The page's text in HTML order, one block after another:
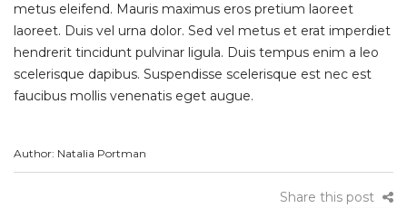
metus eleifend. Mauris maximus eros pretium laoreet
laoreet. Duis vel urna dolor. Sed vel metus et erat imperdiet
hendrerit tincidunt pulvinar ligula. Duis tempus enim a leo
scelerisque dapibus. Suspendisse scelerisque est nec est
faucibus mollis venenatis eget augue.
Author: Natalia Portman
Share this post